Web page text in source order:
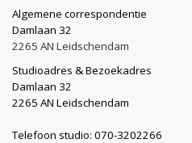
Algemene correspondentie
Damlaan 32
2265 AN Leidschendam
Studioadres & Bezoekadres
Damlaan 32
2265 AN Leidschendam
Telefoon studio: 070-3202266